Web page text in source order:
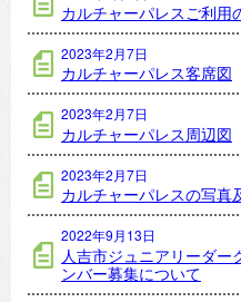
カルチャーパレスご利用
2023年2月7日
カルチャーパレス客席図
2023年2月7日
カルチャーパレス周辺図
2023年2月7日
カルチャーパレスの写真
2022年9月13日
人吉市ジュニアリーダー
ンバー募集について